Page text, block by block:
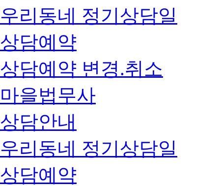
우리동네 정기상담일
상담예약
상담예약 변경.취소
마을법무사
상담안내
우리동네 정기상담일
상담예약